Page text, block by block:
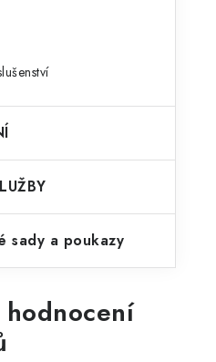
sady a poukazy
hodnocení